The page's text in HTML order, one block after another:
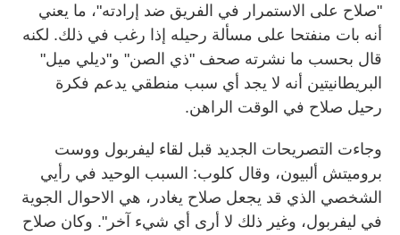
"صلاح على الاستمرار في الفريق ضد إرادته"، ما يعني
أنه بات منفتحا على مسألة رحيله إذا رغب في ذلك. لكنه
قال بحسب ما نشرته صحف "ذي الصن" و"ديلي ميل"
البريطانيتين أنه لا يجد أي سبب منطقي يدعم فكرة
رحيل صلاح في الوقت الراهن.
وجاءت التصريحات الجديد قبل لقاء ليفربول ووست
بروميتش ألبيون، وقال كلوب: السبب الوحيد في رأيي
الشخصي الذي قد يجعل صلاح يغادر، هي الاحوال الجوية
في ليفربول، وغير ذلك لا أرى أي شيء آخر". وكان صلاح